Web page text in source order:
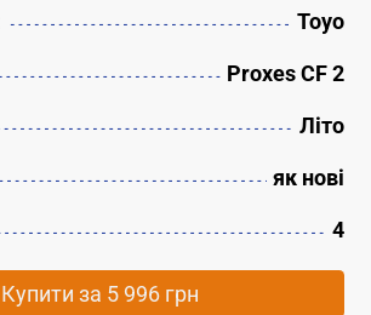
Toyo
Proxes CF 2
Літо
як новi
4
Купити за 5 996 грн